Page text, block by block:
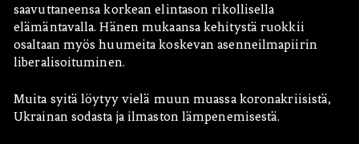
saavuttaneensa korkean elintason rikollisella
elämäntavalla. Hänen mukaansa kehitystä ruokkii
osaltaan myös huumeita koskevan asenneilmapiirin
liberalisoituminen.
Muita syitä löytyy vielä muun muassa koronakriisistä,
Ukrainan sodasta ja ilmaston lämpenemisestä.